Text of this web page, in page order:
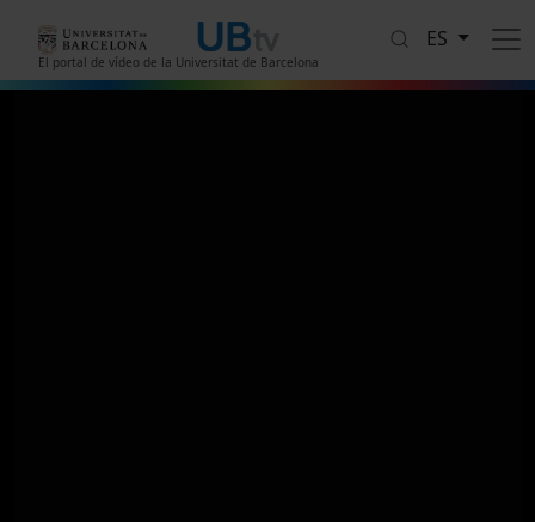
El portal de vídeo de la Universitat de Barcelona
ES